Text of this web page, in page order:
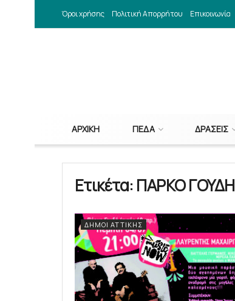
Όροι χρήσης Πολιτική Απορρήτου Επικοινωνία
ΑΡΧΙΚΉ ΠΕΔΑ ΔΡΆΣΕΙΣ
Ετικέτα: ΠΑΡΚΟ ΓΟΥΔΗ
ΔΉΜΟΙ ΑΤΤΙΚΉΣ